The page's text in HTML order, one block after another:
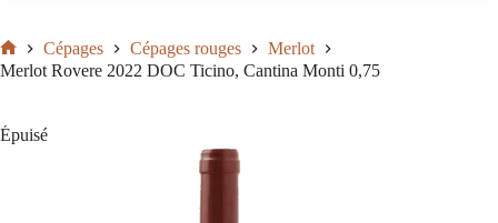
Accueil
Cépages Cépages rouges
Merlot
Merlot Rovere 2022 DOC Ticino, Cantina Monti 0,75